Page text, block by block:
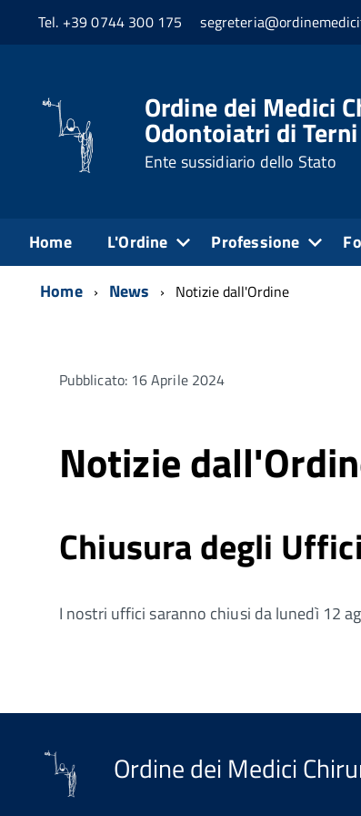
Tel. +39 0744 300 175
Ordine dei Medici
Odontoiatri di Terni
Ente sussidiario dello Stato
Home L'Ordine Professione
Home News Notizie dall'Ordine
Pubblicato: 16 Aprile 2024
Notizie
Chiusura degli
I nostri uffici saranno chiusi da lunedì 12
Ordine dei Medici